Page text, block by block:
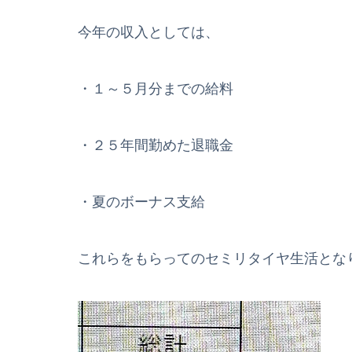
今年の収入としては、
・１～５月分までの給料
・２５年間勤めた退職金
・夏のボーナス支給
これらをもらってのセミリタイヤ生活とな